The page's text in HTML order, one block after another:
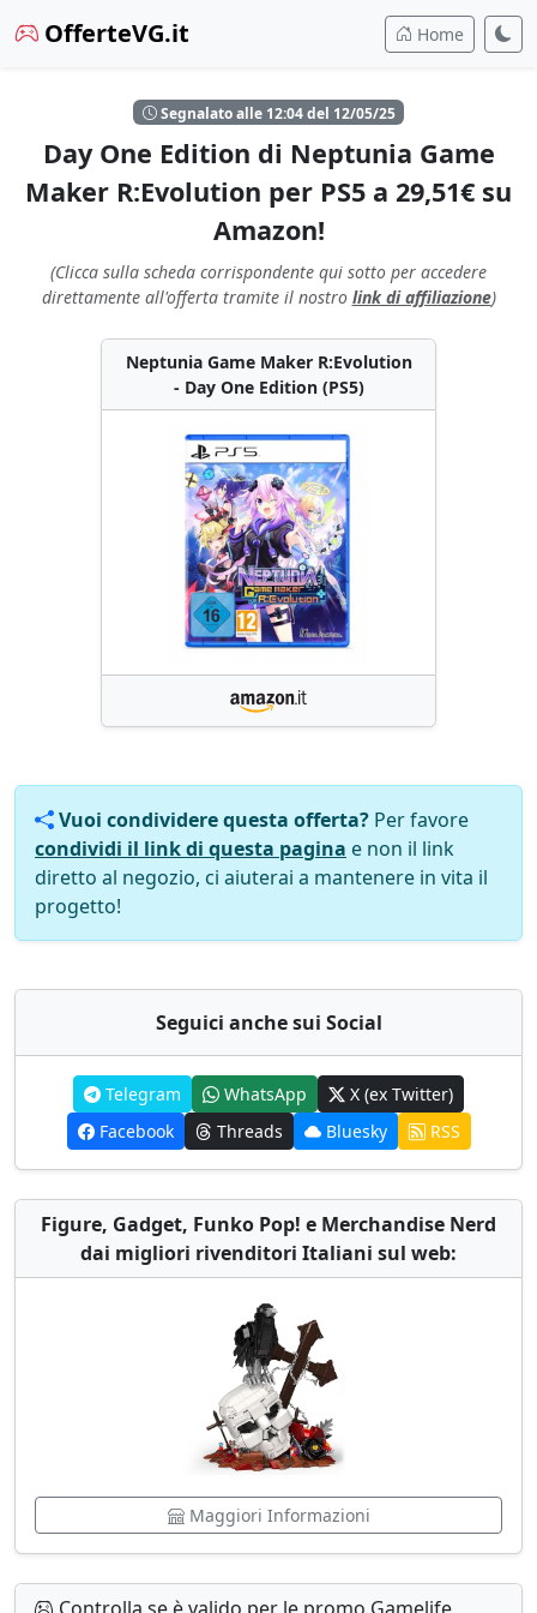
OfferteVG.it Home
Segnalato alle 12:04 del 12/05/25
Day One Edition di Neptunia Game
Maker R:Evolution per PS5 a 29,51€ su
Amazon!
(Clicca sulla scheda corrispondente qui sotto per accedere
direttamente all'offerta tramite il nostro link di affiliazione)
Neptunia Game Maker R:Evolution
- Day One Edition (PS5)
Vuoi condividere questa offerta? Per favore
condividi il link di questa pagina e non il link
diretto al negozio, ci aiuterai a mantenere in vita il
progetto!
Seguici anche sui Social
Telegram WhatsApp
X (ex Twitter)
Facebook
Threads Bluesky RSS
Figure, Gadget, Funko Pop! e Merchandise Nerd
dai migliori rivenditori Italiani sul web:
Maggiori Informazioni